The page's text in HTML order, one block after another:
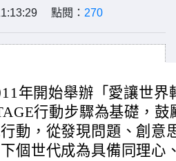
點閱： 270
年開始舉辦「愛讓世界
行動步驟為基礎，
動，從發現問題、創意
個世代成為具備同理心